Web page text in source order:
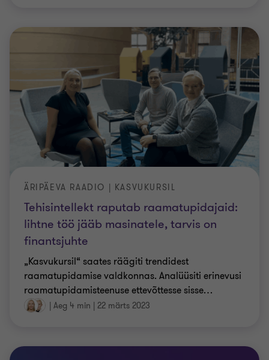
Tehisintellekt raputab raamatupidajaid:
lihtne töö jääb masinatele, tarvis on
finantsjuhte
ÄRIPÄEVA RAADIO | KASVUKURSIL
„Kasvukursil“ saates räägiti trendidest
raamatupidamise valdkonnas. Analüüsiti erinevusi
raamatupidamisteenuse ettevõttesse sisse…
| Aeg 4 min | 22 märts 2023